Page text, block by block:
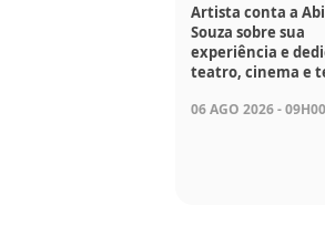
Artista conta a
Souza sobre sua
experiência e
teatro, cinema e
06 AGO 2026 - 09H00